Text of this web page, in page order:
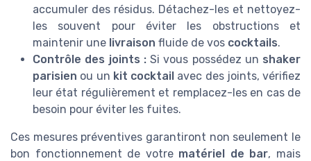
accumuler des résidus. Détachez-les et nettoyez-
les souvent pour éviter les obstructions et
maintenir une livraison fluide de vos cocktails.
Contrôle des joints :Si vous possédez un shaker
parisien ou un kit cocktail avec des joints, vérifiez
leur état régulièrement et remplacez-les en cas de
besoin pour éviter les fuites.
Ces mesures préventives garantiront non seulement le
bon fonctionnement de votre matériel de bar, mais